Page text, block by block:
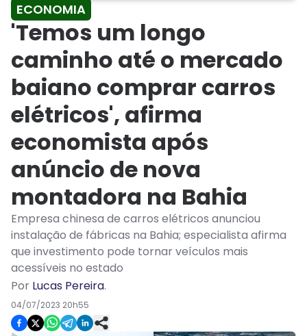
ECONOMIA
'Temos um longo
caminho até o mercado
baiano comprar carros
elétricos', afirma
economista após
anúncio de nova
montadora na Bahia
Empresa chinesa de carros elétricos anunciou
instalação de fábricas na Bahia; especialista afirma
que investimento pode tornar veículos mais
acessíveis no estado
Por Lucas Pereira.
04/07/2023 20h55